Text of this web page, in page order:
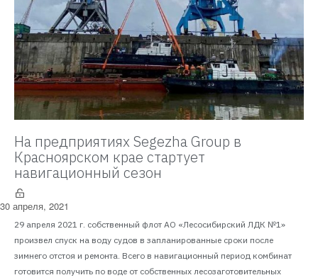
На предприятиях Segezha Group в
Красноярском крае стартует
навигационный сезон
30 апреля, 2021
29 апреля 2021 г. собственный флот АО «Лесосибирский ЛДК №1»
произвел спуск на воду судов в запланированные сроки после
зимнего отстоя и ремонта. Всего в навигационный период комбинат
готовится получить по воде от собственных лесозаготовительных